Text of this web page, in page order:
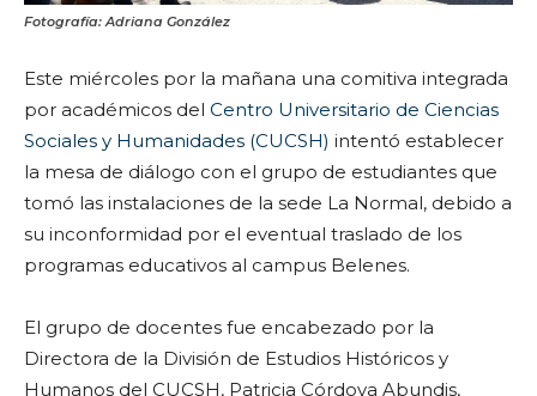
Fotografía: Adriana González
Este miércoles por la mañana una comitiva integrada
por académicos del Centro Universitario de Ciencias
Sociales y Humanidades (CUCSH) intentó establecer
la mesa de diálogo con el grupo de estudiantes que
tomó las instalaciones de la sede La Normal, debido a
su inconformidad por el eventual traslado de los
programas educativos al campus Belenes.
El grupo de docentes fue encabezado por la
Directora de la División de Estudios Históricos y
Humanos del CUCSH, Patricia Córdova Abundis,